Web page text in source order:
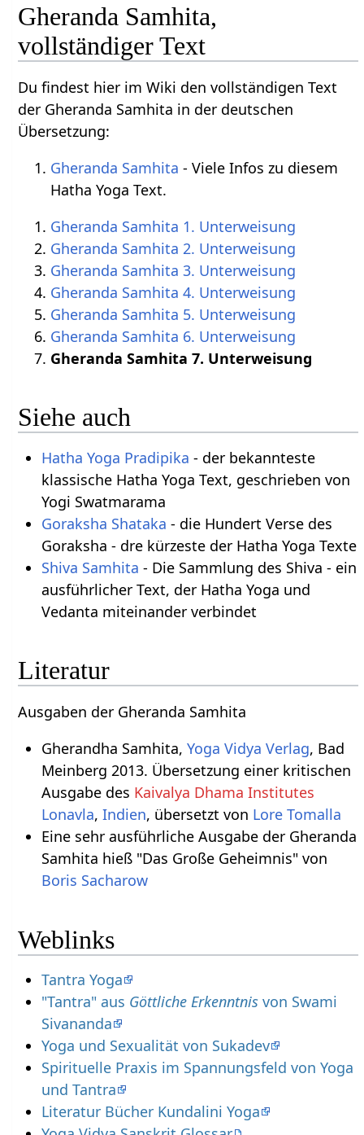
Gheranda Samhita,
vollständiger Text
Du findest hier im Wiki den vollständigen Text
der Gheranda Samhita in der deutschen
Übersetzung:
Gheranda Samhita - Viele Infos zu diesem
Hatha Yoga Text.
Gheranda Samhita 1. Unterweisung
Gheranda Samhita 2. Unterweisung
Gheranda Samhita 3. Unterweisung
Gheranda Samhita 4. Unterweisung
Gheranda Samhita 5. Unterweisung
Gheranda Samhita 6. Unterweisung
Gheranda Samhita 7. Unterweisung
Siehe auch
Hatha Yoga Pradipika - der bekannteste
klassische Hatha Yoga Text, geschrieben von
Yogi Swatmarama
Goraksha Shataka - die Hundert Verse des
Goraksha - dre kürzeste der Hatha Yoga Texte
Shiva Samhita - Die Sammlung des Shiva - ein
ausführlicher Text, der Hatha Yoga und
Vedanta miteinander verbindet
Literatur
Ausgaben der Gheranda Samhita
Gherandha Samhita, Yoga Vidya Verlag, Bad
Meinberg 2013. Übersetzung einer kritischen
Ausgabe des Kaivalya Dhama Institutes
Lonavla, Indien, übersetzt von Lore Tomalla
Eine sehr ausführliche Ausgabe der Gheranda
Samhita hieß "Das Große Geheimnis" von
Boris Sacharow
Weblinks
Tantra Yoga
"Tantra" aus Göttliche Erkenntnisvon Swami
Sivananda
Yoga und Sexualität von Sukadev
Spirituelle Praxis im Spannungsfeld von Yoga
und Tantra
Literatur Bücher Kundalini Yoga